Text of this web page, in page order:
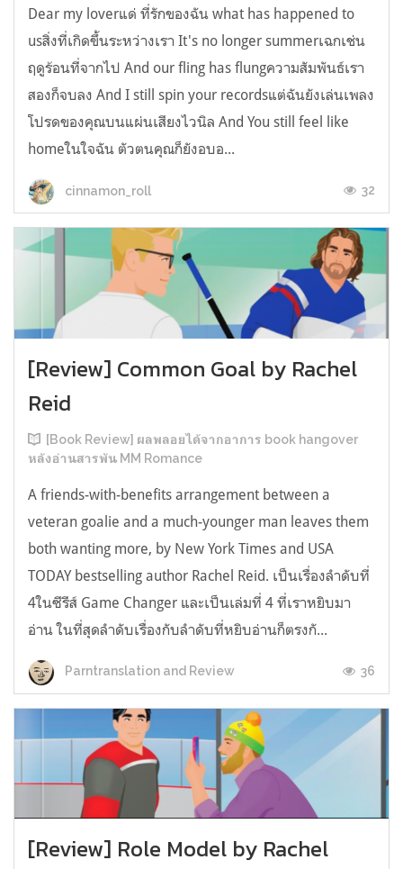
Dear my loverแด่ ที่รักของฉัน what has happened to
usสิ่งที่เกิดขึ้นระหว่างเรา It's no longer summerเฉกเช่น
ฤดูร้อนที่จากไป And our fling has flungความสัมพันธ์เรา
สองก็จบลง And I still spin your recordsแต่ฉันยังเล่นเพลง
โปรดของคุณบนแผ่นเสียงไวนิล And You still feel like
homeในใจฉัน ตัวตนคุณก็ยังอบอ...
cinnamon_roll 32
[Review] Common Goal by Rachel
Reid
[Book Review] ผลพลอยได้จากอาการ book hangover
หลังอ่านสารพัน MM Romance
A friends-with-benefits arrangement between a
veteran goalie and a much-younger man leaves them
both wanting more, by New York Times and USA
TODAY bestselling author Rachel Reid. เป็นเรื่องลำดับที่
4ในซีรีส์ Game Changer และเป็นเล่มที่ 4 ที่เราหยิบมา
อ่าน ในที่สุดลำดับเรื่องกับลำดับที่หยิบอ่านก็ตรงกั...
Parntranslation and Review 36
[Review] Role Model by Rachel